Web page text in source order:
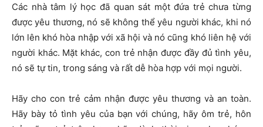
Các nhà tâm lý học đã quan sát một đứa trẻ chưa từng
được yêu thương, nó sẽ không thể yêu người khác, khi nó
lớn lên khó hòa nhập với xã hội và nó cũng khó liên hệ với
người khác. Mặt khác, con trẻ nhận được đầy đủ tình yêu,
nó sẽ tự tin, trong sáng và rất dễ hòa hợp với mọi người.
Hãy cho con trẻ cảm nhận được yêu thương và an toàn.
Hãy bày tỏ tình yêu của bạn với chúng, hãy ôm trẻ, hôn